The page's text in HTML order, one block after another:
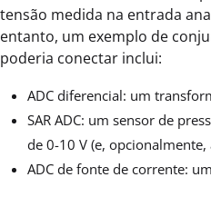
tensão medida na entrada
entanto, um exemplo de
poderia conectar inclui:
ADC diferencial: um
SAR ADC: um sensor de
de 0-10 V (e,
ADC de fonte de corrente: